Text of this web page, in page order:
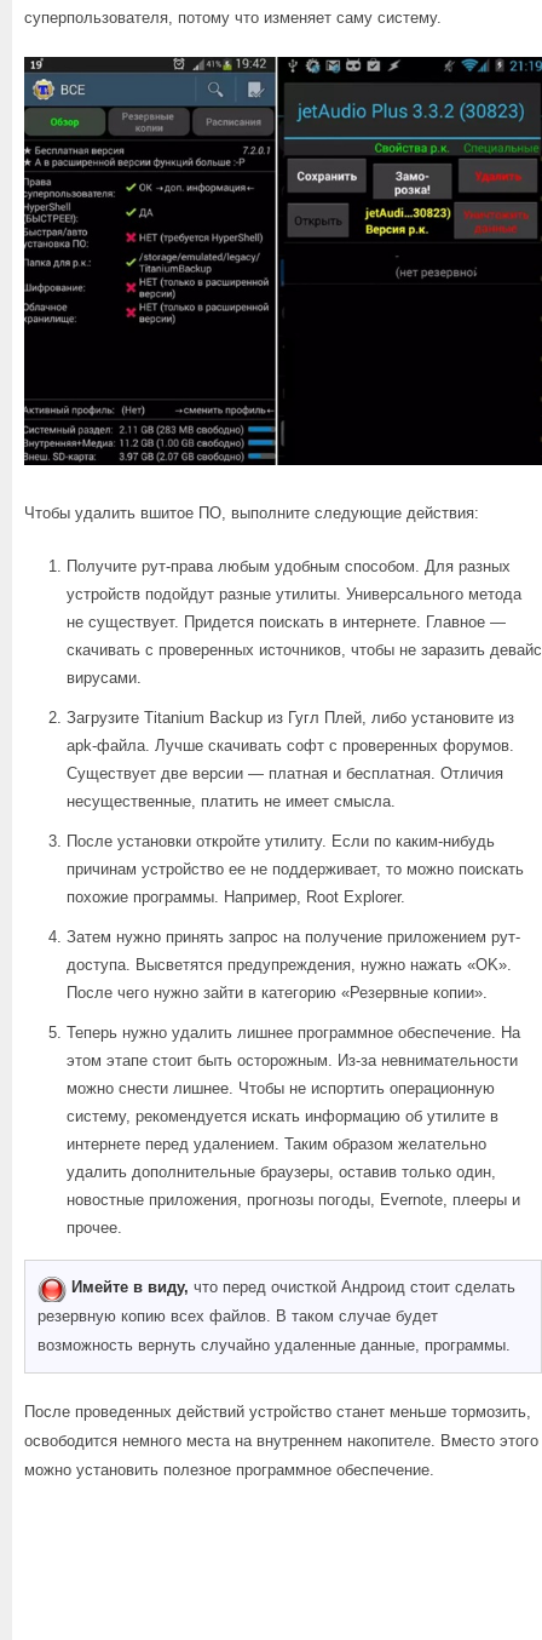
суперпользователя, потому что изменяет саму систему.
Чтобы удалить вшитое ПО, выполните следующие действия:
Получите рут-права любым удобным способом. Для разных
устройств подойдут разные утилиты. Универсального метода
не существует. Придется поискать в интернете. Главное —
скачивать с проверенных источников, чтобы не заразить девайс
вирусами.
Загрузите Titanium Backup из Гугл Плей, либо установите из
apk-файла. Лучше скачивать софт с проверенных форумов.
Существует две версии — платная и бесплатная. Отличия
несущественные, платить не имеет смысла.
После установки откройте утилиту. Если по каким-нибудь
причинам устройство ее не поддерживает, то можно поискать
похожие программы. Например, Root Explorer.
Затем нужно принять запрос на получение приложением рут-
доступа. Высветятся предупреждения, нужно нажать «OK».
После чего нужно зайти в категорию «Резервные копии».
Теперь нужно удалить лишнее программное обеспечение. На
этом этапе стоит быть осторожным. Из-за невнимательности
можно снести лишнее. Чтобы не испортить операционную
систему, рекомендуется искать информацию об утилите в
интернете перед удалением. Таким образом желательно
удалить дополнительные браузеры, оставив только один,
новостные приложения, прогнозы погоды, Evernote, плееры и
прочее.
Имейте в виду, что перед очисткой Андроид стоит сделать
резервную копию всех файлов. В таком случае будет
возможность вернуть случайно удаленные данные, программы.
После проведенных действий устройство станет меньше тормозить,
освободится немного места на внутреннем накопителе. Вместо этого
можно установить полезное программное обеспечение.